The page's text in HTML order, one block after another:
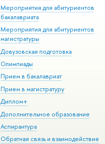
Мероприятия для абитуриентов
бакалавриата
Мероприятия для абитуриентов
магистратуры
Довузовская подготовка
Олимпиады
Прием в бакалавриат
Прием в магистратуру
Диплом+
Дополнительное образование
Аспирантура
Обратная связь и взаимодействие